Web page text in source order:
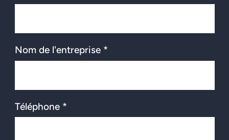
Nom de l'entreprise *
Téléphone *